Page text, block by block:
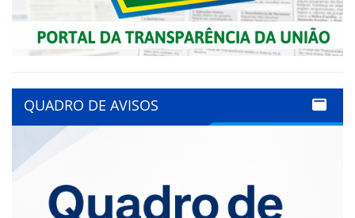
QUADRO DE AVISOS